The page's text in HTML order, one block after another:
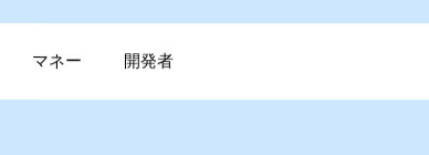
マネー 開発者